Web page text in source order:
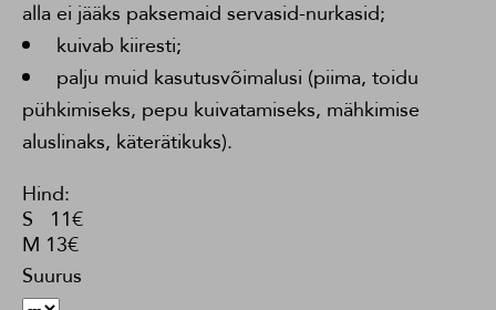
alla ei jääks paksemaid servasid-nurkasid;
kuivab kiiresti;
palju muid kasutusvõimalusi (piima, toidu
pühkimiseks, pepu kuivatamiseks, mähkimise
aluslinaks, käterätikuks).
Hind:
S 11€
M 13€
Suurus